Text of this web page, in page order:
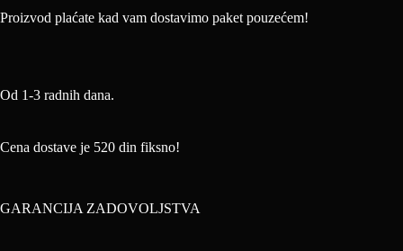
Proizvod plaćate kad vam dostavimo paket pouzećem!
Od 1-3 radnih dana.
Cena dostave je 520 din fiksno!
GARANCIJA ZADOVOLJSTVA